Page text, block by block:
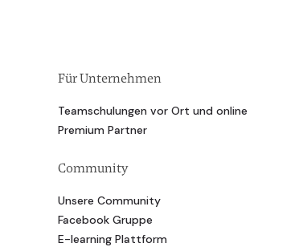
Für Unternehmen
Teamschulungen vor Ort und online
Premium Partner
Community
Unsere Community
Facebook Gruppe
E-learning Plattform